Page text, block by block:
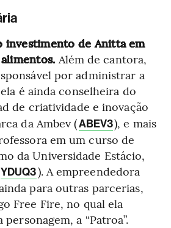
investimento de Anitta em
Além de cantora,
por administrar a
é ainda conselheira do
de criatividade e inovação
da Ambev (ABEV3), e mais
em um curso de
da Universidade Estácio,
YDUQ3). A empreendedora
para outras parcerias,
Free Fire, no qual ela
a “Patroa”.